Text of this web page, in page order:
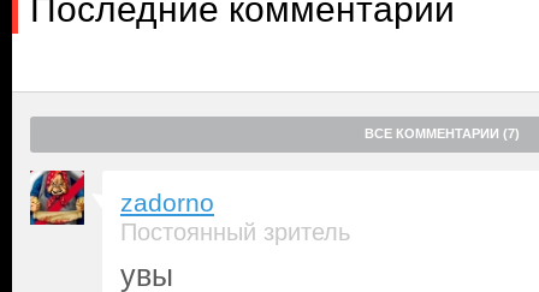
Последние комментарии
ВСЕ КОММЕНТАРИИ (7)
zadorno
Постоянный зритель
увы